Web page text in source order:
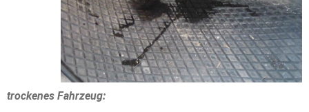
trockenes Fahrzeug: